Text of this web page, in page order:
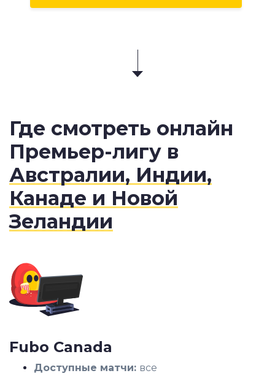
Где смотреть онлайн
Премьер-лигу в
Австралии, Индии,
Канаде и Новой
Зеландии
Fubo Canada
Доступные матчи: все